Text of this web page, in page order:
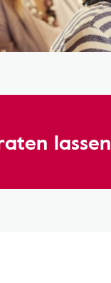
lassen